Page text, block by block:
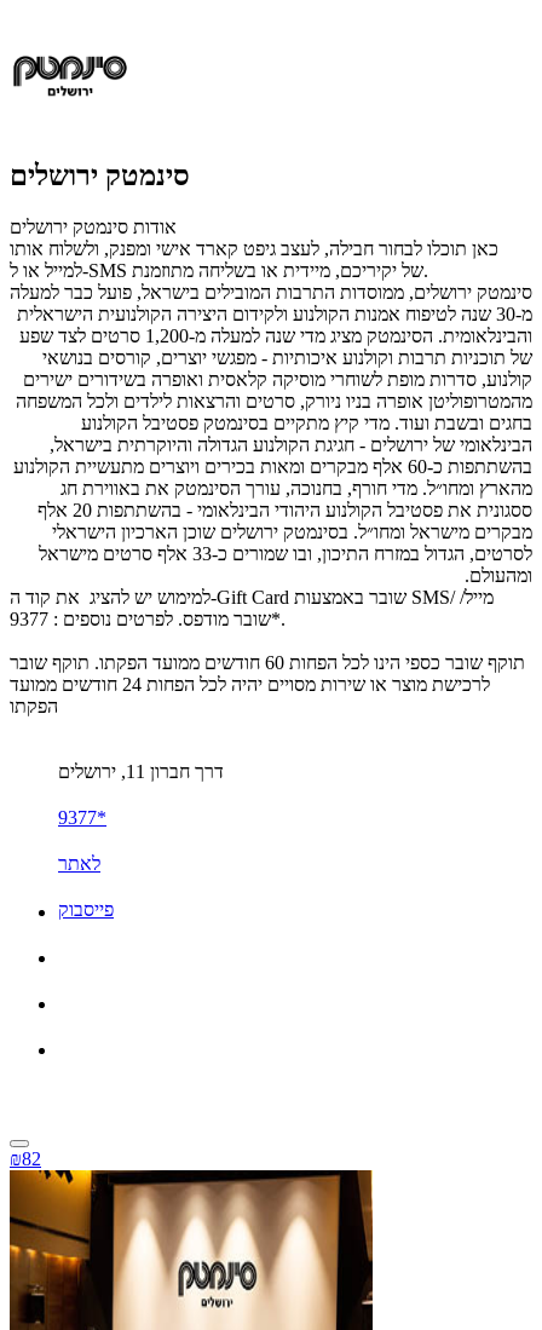
סינמטק ירושלים
אודות סינמטק ירושלים
כאן תוכלו לבחור חבילה, לעצב גיפט קארד אישי ומפנק, ולשלוח אותו
למייל או ל-SMS של יקיריכם, מיידית או בשליחה מתוזמנת.
סינמטק ירושלים, ממוסדות התרבות המובילים בישראל, פועל כבר למעלה
מ-30 שנה לטיפוח
אמנות הקולנוע ולקידום היצירה הקולנועית הישראלית
והבינלאומית. הסינמטק מציג מדי שנה למעלה מ-
1,200 סרטים לצד שפע
של תוכניות תרבות וקולנוע איכותיות - מפגשי יוצרים, קורסים בנושאי
קולנוע, סדרות מופת לשוחרי מוסיקה קלאסית ואופרה בשידורים ישירים
מהמטרופוליטן אופרה בניו ניורק, סרטים והרצאות לילדים ולכל המשפחה
בחגים ובשבת ועוד. מדי קיץ מתקיים בסינמטק פסטיבל הקולנוע
הבינלאומי של ירושלים - חגיגת הקולנוע הגדולה והיוקרתית בישראל,
בהשתתפות כ-60 אלף מבקרים ומאות בכירים ויוצרים מתעשיית הקולנוע
מהארץ ומחו״ל. מדי חורף, בחנוכה, עורך הסינמטק את באווירת חג
ססגונית את פסטיבל הקולנוע היהודי הבינלאומי - בהשתתפות 20 אלף
מבקרים מישראל ומחו״ל. בסינמטק ירושלים שוכן הארכיון הישראלי
לסרטים, הגדול במזרח התיכון, ובו שמורים כ-33 אלף סרטים מישראל
ומהעולם.
למימוש יש להציג את קוד ה-Gift Card שובר באמצעות SMS/ מייל/
שובר מודפס. לפרטים נוספים : 9377*.
תוקף שובר כספי הינו לכל הפחות 60 חודשים ממועד הפקתו. תוקף שובר
לרכישת מוצר או שירות מסויים יהיה לכל הפחות 24 חודשים ממועד
הפקתו
דרך חברון 11, ירושלים
9377*
לאתר
פייסבוק
₪82